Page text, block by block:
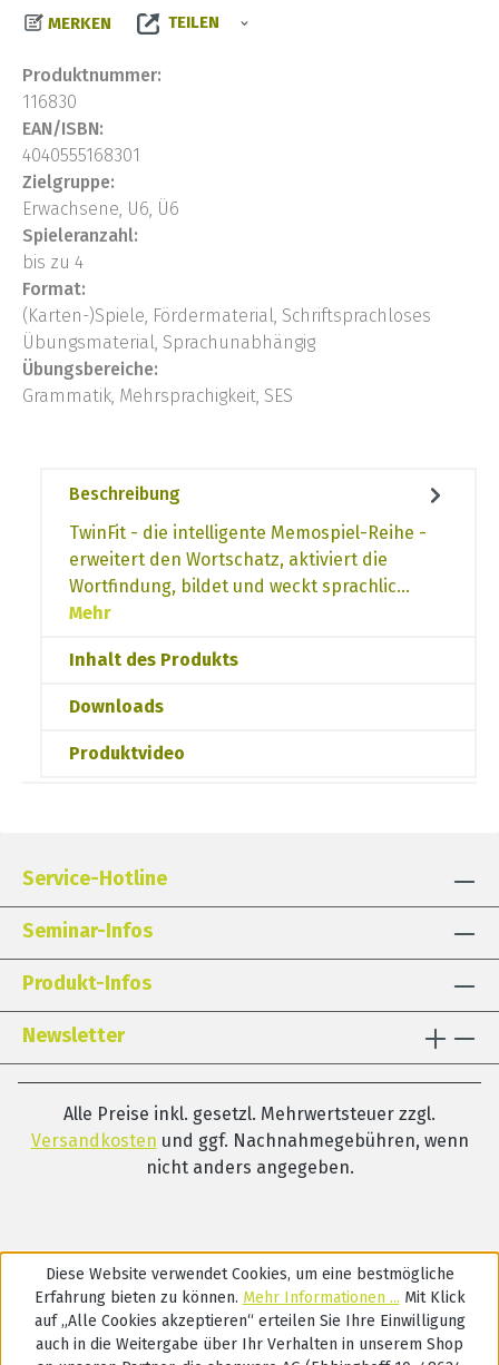
MERKEN TEILEN
Produktnummer:
116830
EAN/ISBN:
4040555168301
Zielgruppe:
Erwachsene, U6, Ü6
Spieleranzahl:
bis zu 4
Format:
(Karten-)Spiele, Fördermaterial, Schriftsprachloses
Übungsmaterial, Sprachunabhängig
Übungsbereiche:
Grammatik, Mehrsprachigkeit, SES
Beschreibung
TwinFit - die intelligente Memospiel-Reihe -
erweitert den Wortschatz, aktiviert die
Wortfindung, bildet und weckt sprachlic…
Mehr
Inhalt des Produkts
Downloads
Produktvideo
Service-Hotline
Seminar-Infos
Produkt-Infos
Newsletter
Alle Preise inkl. gesetzl. Mehrwertsteuer zzgl.
Versandkosten und ggf. Nachnahmegebühren, wenn
nicht anders angegeben.
Diese Website verwendet Cookies, um eine bestmögliche
Erfahrung bieten zu können. Mehr Informationen ... Mit Klick
auf „Alle Cookies akzeptieren“ erteilen Sie Ihre Einwilligung
auch in die Weitergabe über Ihr Verhalten in unserem Shop